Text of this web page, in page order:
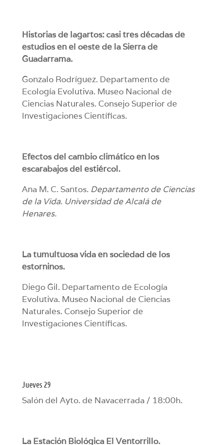
Historias de lagartos: casi tres décadas de
estudios en el oeste de la Sierra de
Guadarrama.
Gonzalo Rodríguez. Departamento de
Ecología Evolutiva. Museo Nacional de
Ciencias Naturales. Consejo Superior de
Investigaciones Científicas.
Efectos del cambio climático en los
escarabajos del estiércol.
Ana M. C. Santos. Departamento de Ciencias
de la Vida. Universidad de Alcalá de
Henares.
La tumultuosa vida en sociedad de los
estorninos.
Diego Gil. Departamento de Ecología
Evolutiva. Museo Nacional de Ciencias
Naturales. Consejo Superior de
Investigaciones Científicas.
Jueves 29
Salón del Ayto. de Navacerrada / 18:00h.
La Estación Biológica El Ventorrillo.